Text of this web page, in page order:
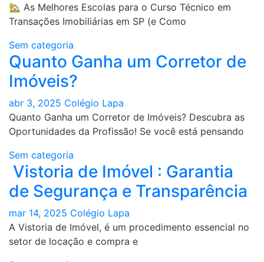
🏡 As Melhores Escolas para o Curso Técnico em
Transações Imobiliárias em SP (e Como
Sem categoria
Quanto Ganha um Corretor de
Imóveis?
abr 3, 2025 Colégio Lapa
Quanto Ganha um Corretor de Imóveis? Descubra as
Oportunidades da Profissão! Se você está pensando
Sem categoria
Vistoria de Imóvel : Garantia
de Segurança e Transparência
mar 14, 2025 Colégio Lapa
A Vistoria de Imóvel, é um procedimento essencial no
setor de locação e compra e